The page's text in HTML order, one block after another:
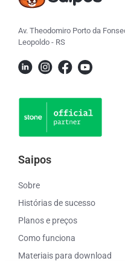
Av. Theodomiro Porto da
Leopoldo - RS
Saipos
Sobre
Histórias de sucesso
Planos e preços
Como funciona
Materiais para download